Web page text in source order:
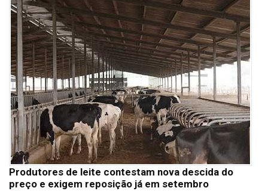
Produtores de leite contestam nova descida do
preço e exigem reposição já em setembro